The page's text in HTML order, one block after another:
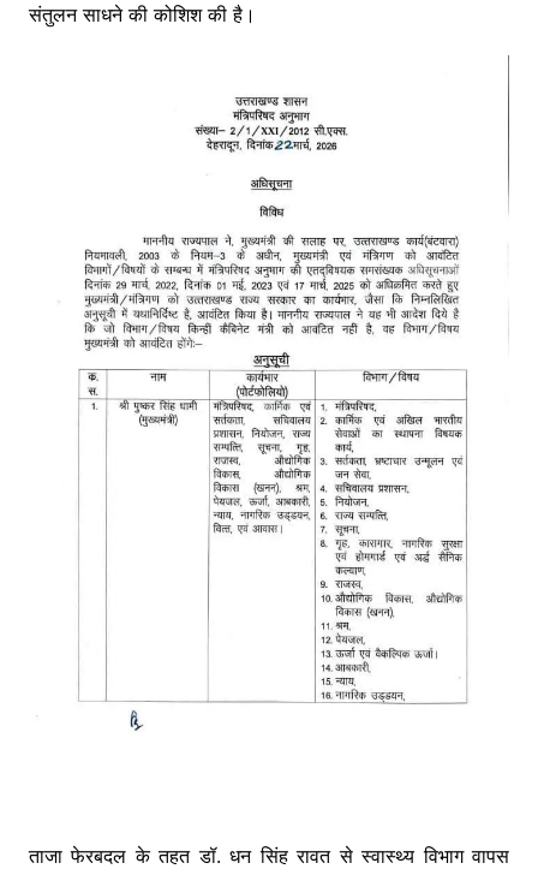
संतुलन साधने की कोशिश की है।
ताजा फेरबदल के तहत डॉ. धन सिंह रावत से स्वास्थ्य विभाग वापस